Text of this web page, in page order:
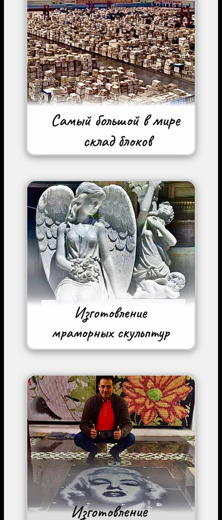
Image
Image